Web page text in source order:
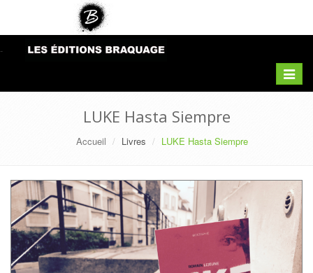
-
Toggle
LUKE Hasta Siempre
Accueil Livres LUKE Hasta Siempre